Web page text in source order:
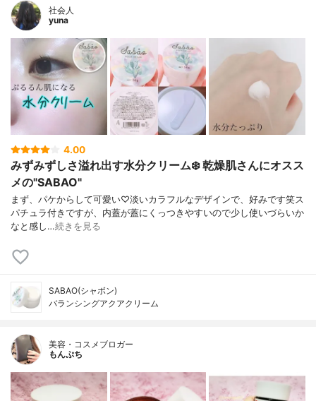
社会人
yuna
4.00
みずみずしさ溢れ出す水分クリーム❄️ 乾燥肌さんにオスス
メの"SABAO"
まず、パケからして可愛い♡淡いカラフルなデザインで、好みです笑ス
パチュラ付きですが、内蓋が蓋にくっつきやすいので少し使いづらいか
なと感し…続きを見る
SABAO(シャボン)
バランシングアクアクリーム
美容・コスメブロガー
もんぷち